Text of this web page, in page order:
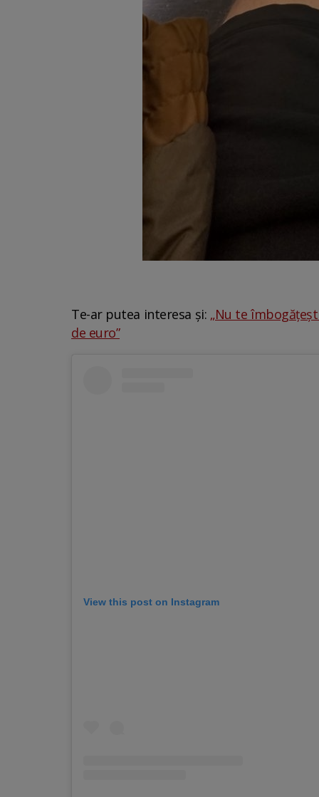
Te-ar putea interesa și: „Nu te
de euro”
View this post on Instagram